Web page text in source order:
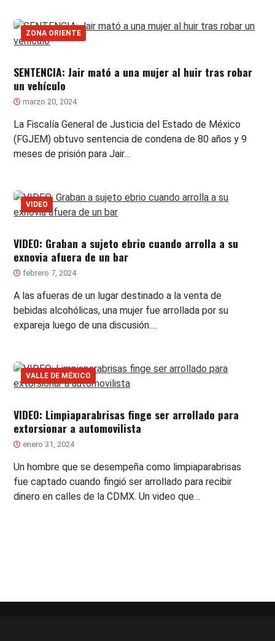
ZONA ORIENTE
SENTENCIA: Jair mató a una mujer al huir tras robar
un vehículo
marzo 20, 2024
La Fiscalía General de Justicia del Estado de México
(FGJEM) obtuvo sentencia de condena de 80 años y 9
meses de prisión para Jair…
VIDEO
VIDEO: Graban a sujeto ebrio cuando arrolla a su
exnovia afuera de un bar
febrero 7, 2024
A las afueras de un lugar destinado a la venta de
bebidas alcohólicas, una mujer fue arrollada por su
expareja luego de una discusión.…
VALLE DE MÉXICO
VIDEO: Limpiaparabrisas finge ser arrollado para
extorsionar a automovilista
enero 31, 2024
Un hombre que se desempeña como limpiaparabrisas
fue captado cuando fingió ser arrollado para recibir
dinero en calles de la CDMX. Un video que…
entradas